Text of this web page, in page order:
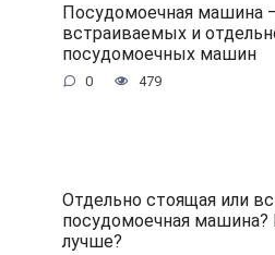
Посудомоечная машина
встраиваемых и
посудомоечных машин
0 479
Отдельно стоящая или
посудомоечная машина?
лучше?